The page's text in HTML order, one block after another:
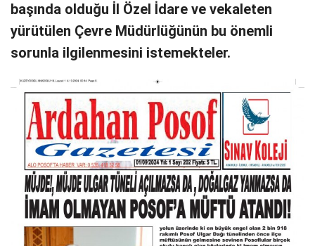
başında olduğu İl Özel İdare ve vekaleten
yürütülen Çevre Müdürlüğünün bu önemli
sorunla ilgilenmesini istemekteler.